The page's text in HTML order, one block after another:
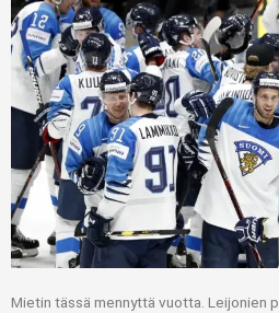
Mietin tässä mennyttä vuotta. Leijonien